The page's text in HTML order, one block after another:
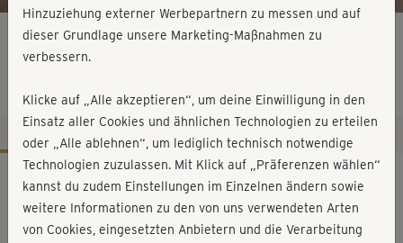
Summer Workout - am Boden komplett
Workout-Facts
mittelschwer
57 Min
Hinzuziehung externer Werbepartnern zu messen und auf
dieser Grundlage unsere Marketing-Maßnahmen zu
verbessern.
Klicke auf „Alle akzeptieren“, um deine Einwilligung in den
Einsatz aller Cookies und ähnlichen Technologien zu erteilen
oder „Alle ablehnen“, um lediglich technisch notwendige
Technologien zuzulassen. Mit Klick auf „Präferenzen wählen“
kannst du zudem Einstellungen im Einzelnen ändern sowie
weitere Informationen zu den von uns verwendeten Arten
von Cookies, eingesetzten Anbietern und die Verarbeitung